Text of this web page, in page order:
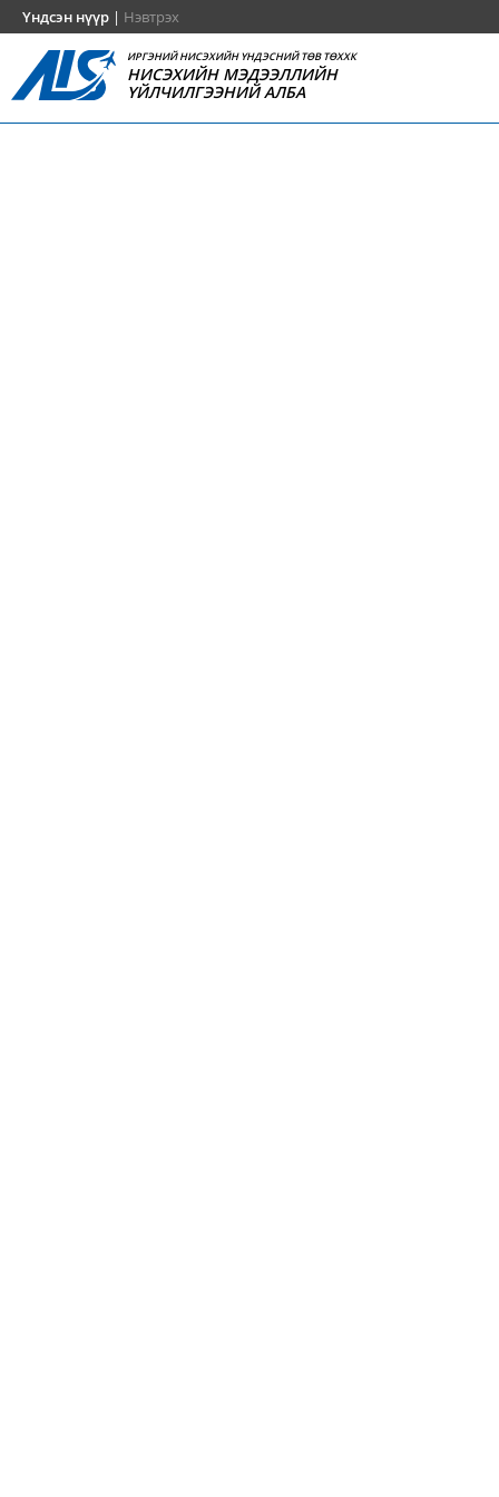
Үндсэн нүүр | Нэвтрэх
ИРГЭНИЙ НИСЭХИЙН ҮНДЭСНИЙ ТӨВ ТӨХХК
НИСЭХИЙН МЭДЭЭЛЛИЙН
ҮЙЛЧИЛГЭЭНИЙ АЛБА